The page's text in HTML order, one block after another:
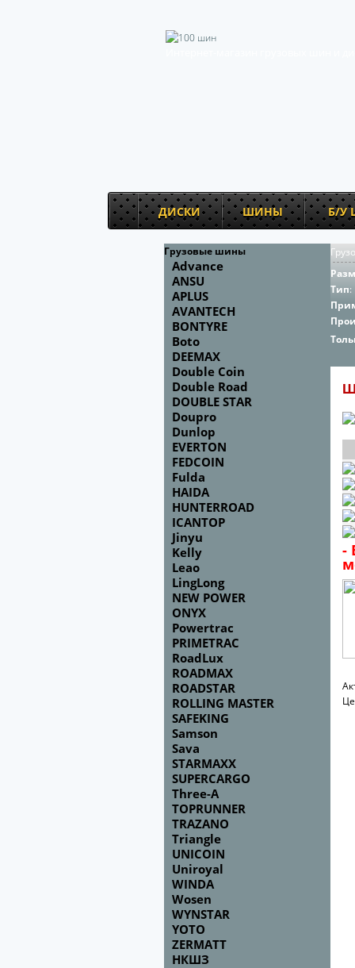
ДИСКИ ШИНЫ Б/У
Грузовые шины
Advance
ANSU
APLUS
AVANTECH
BONTYRE
Boto
DEEMAX
Double Coin
Double Road
DOUBLE STAR
Doupro
Dunlop
EVERTON
FEDCOIN
Fulda
HAIDA
HUNTERROAD
ICANTOP
Jinyu
Kelly
Leao
LingLong
NEW POWER
ONYX
Powertrac
PRIMETRAC
RoadLux
ROADMAX
ROADSTAR
ROLLING MASTER
SAFEKING
Samson
Sava
STARMAXX
SUPERCARGO
Three-A
TOPRUNNER
TRAZANO
Triangle
UNICOIN
Uniroyal
WINDA
Wosen
WYNSTAR
YOTO
ZERMATT
НКШЗ
Тип:
-